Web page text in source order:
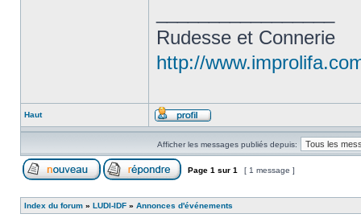
Rudesse et Connerie
http://
Haut
Afficher les messages publiés depuis:
Page 1 sur 1 [ 1 message ]
Index du forum » LUDI-IDF » Annonces d'événements